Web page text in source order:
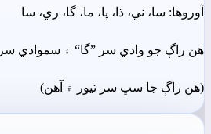
آوروھا: سا، ني، ڌا، پا، ما، گا، ري، سا
ھن راڳ جو وادي سر ”گا“ ۽ سموادي
(ھن راڳ جا سڀ سر تيور ۾ آھن)